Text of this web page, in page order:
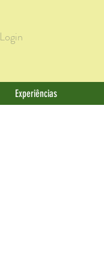
Login
Experiências